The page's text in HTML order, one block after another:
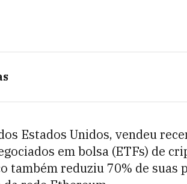
Estados Unidos, vendeu
em bolsa (ETFs) de
também reduziu 70% de suas